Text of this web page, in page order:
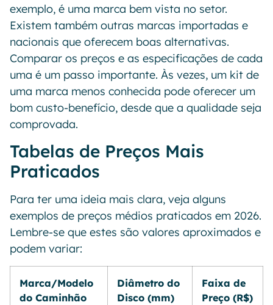
exemplo, é uma marca bem vista no setor.
Existem também outras marcas importadas e
nacionais que oferecem boas alternativas.
Comparar os preços e as especificações de cada
uma é um passo importante. Às vezes, um kit de
uma marca menos conhecida pode oferecer um
bom custo-benefício, desde que a qualidade seja
comprovada.
Tabelas de Preços Mais
Praticados
Para ter uma ideia mais clara, veja alguns
exemplos de preços médios praticados em 2026.
Lembre-se que estes são valores aproximados e
podem variar:
Marca/Modelo
do Caminhão
Diâmetro do
Disco (mm)
Faixa de
Preço (R$)